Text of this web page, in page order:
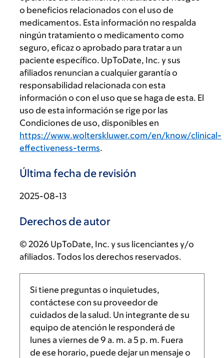
o beneficios relacionados con el uso de
medicamentos. Esta información no respalda
ningún tratamiento o medicamento como
seguro, eficaz o aprobado para tratar a un
paciente específico. UpToDate, Inc. y sus
afiliados renuncian a cualquier garantía o
responsabilidad relacionada con esta
información o con el uso que se haga de esta. El
uso de esta información se rige por las
Condiciones de uso, disponibles en
https://www.wolterskluwer.com/en/know/clinical-
effectiveness-terms.
Última fecha de revisión
2025-08-13
Derechos de autor
© 2026 UpToDate, Inc. y sus licenciantes y/o
afiliados. Todos los derechos reservados.
Si tiene preguntas o inquietudes,
contáctese con su proveedor de
cuidados de la salud. Un integrante de su
equipo de atención le responderá de
lunes a viernes de 9 a. m. a5 p. m. Fuera
de ese horario, puede dejar un mensaje o